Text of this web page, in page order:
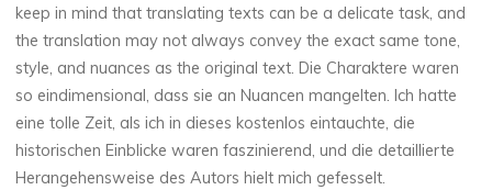
t
u
s
keep in mind that translating texts can be a delicate task, and
the translation may not always convey the exact same tone,
style, and nuances as the original text. Die Charaktere waren
so eindimensional, dass sie an Nuancen mangelten. Ich hatte
eine tolle Zeit, als ich in dieses kostenlos eintauchte, die
historischen Einblicke waren faszinierend, und die detaillierte
Herangehensweise des Autors hielt mich gefesselt.